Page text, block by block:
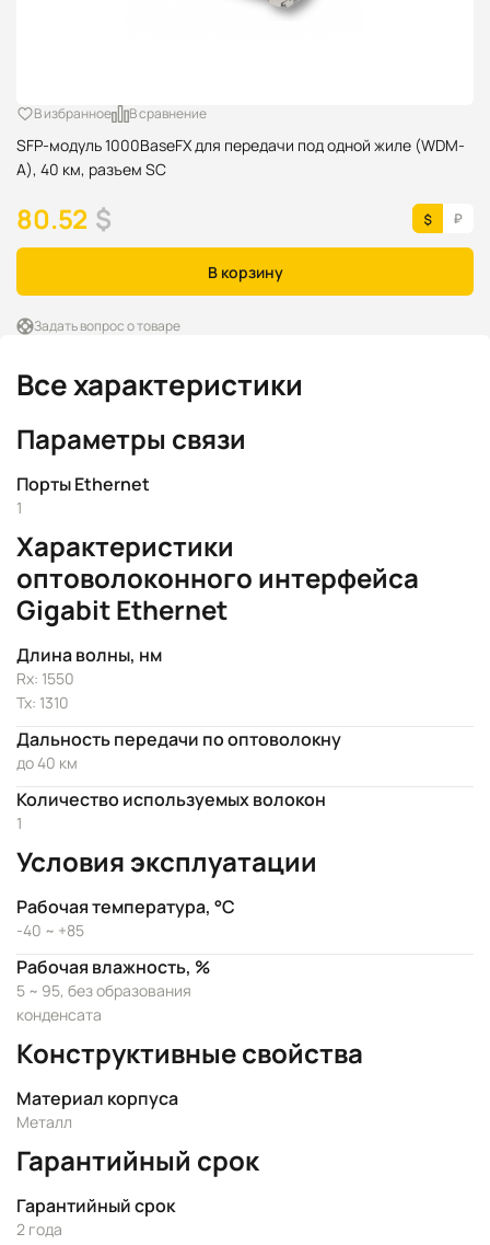
SFP-модуль 1000BaseFX для передачи под одной жиле (WDM-
A), 40 км, разъем SC
В избранное В сравнение
80.52 $
В корзину
Задать вопрос о товаре
Все характеристики
Параметры связи
Порты Ethernet
1
Характеристики
оптоволоконного интерфейса
Gigabit Ethernet
Длина волны, нм
Rx: 1550
Tx: 1310
Дальность передачи по оптоволокну
до 40 км
Количество используемых волокон
1
Условия эксплуатации
Рабочая температура, °C
-40 ~ +85
Рабочая влажность, %
5 ~ 95, без образования
конденсата
Конструктивные свойства
Материал корпуса
Металл
Гарантийный срок
Гарантийный срок
2 года